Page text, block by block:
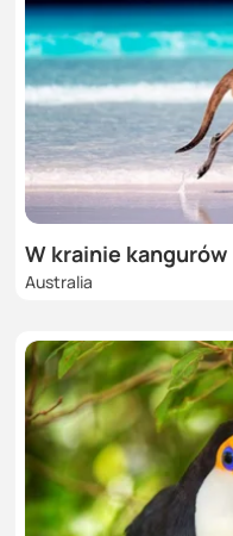
W krainie kangurów
Australia